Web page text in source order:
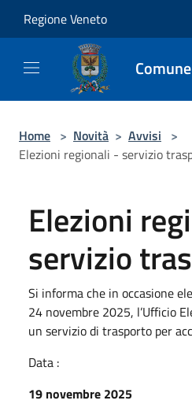
Regione Veneto
Home > Novità > Avvisi >
Elezioni regionali - servizio
Elezioni
servizio
Si informa che in occasione
24 novembre 2025, l’Ufficio
un servizio di trasporto per
Data :
19 novembre 2025